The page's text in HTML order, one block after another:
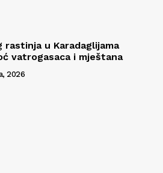
rastinja u Karadaglijama
vatrogasaca i mještana
2026